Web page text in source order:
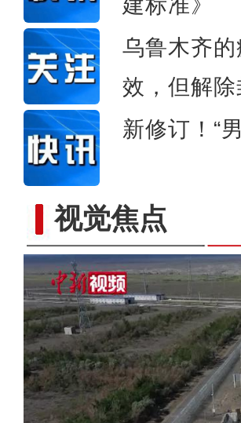
建标准》
乌鲁木齐
效，但解
新修订！“
视觉焦点吉木乃县庆祝